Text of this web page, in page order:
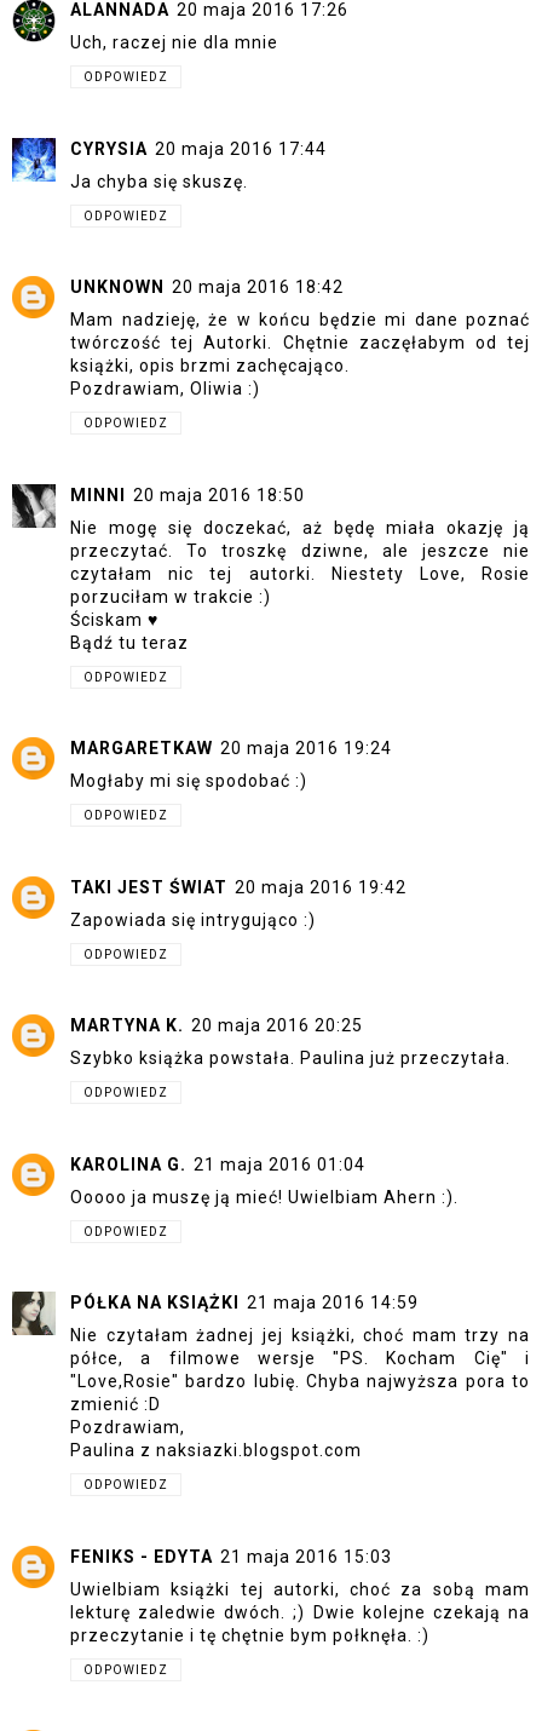
ALANNADA 20 maja 2016 17:26
Uch, raczej nie dla mnie
ODPOWIEDZ
CYRYSIA 20 maja 2016 17:44
Ja chyba się skuszę.
ODPOWIEDZ
UNKNOWN
20 maja 2016 18:42
Mam nadzieję, że w końcu będzie mi dane poznać
twórczość tej Autorki. Chętnie zaczęłabym od tej
książki, opis brzmi zachęcająco.
Pozdrawiam, Oliwia :)
ODPOWIEDZ
MINNI
20 maja 2016 18:50
Nie mogę się doczekać, aż będę miała okazję ją
przeczytać. To troszkę dziwne, ale jeszcze nie
czytałam nic tej autorki. Niestety Love, Rosie
porzuciłam w trakcie :)
Ściskam ♥
Bądź tu teraz
ODPOWIEDZ
MARGARETKAW 20 maja 2016 19:24
Mogłaby mi się spodobać :)
ODPOWIEDZ
TAKI JEST ŚWIAT 20 maja 2016 19:42
Zapowiada się intrygująco :)
ODPOWIEDZ
MARTYNA K. 20 maja 2016 20:25
Szybko książka powstała. Paulina już przeczytała.
ODPOWIEDZ
KAROLINA G. 21 maja 2016 01:04
Ooooo ja muszę ją mieć! Uwielbiam Ahern :).
ODPOWIEDZ
PÓŁKA NA KSIĄŻKI
21 maja 2016 14:59
Nie czytałam żadnej jej książki, choć mam trzy na
półce, a filmowe wersje "PS. Kocham Cię" i
"Love,Rosie" bardzo lubię. Chyba najwyższa pora to
zmienić :D
Pozdrawiam,
Paulina z naksiazki.blogspot.com
ODPOWIEDZ
FENIKS - EDYTA 21 maja 2016 15:03
Uwielbiam książki tej autorki, choć za sobą mam
lekturę zaledwie dwóch. ;) Dwie kolejne czekają na
przeczytanie i tę chętnie bym połknęła. :)
ODPOWIEDZ